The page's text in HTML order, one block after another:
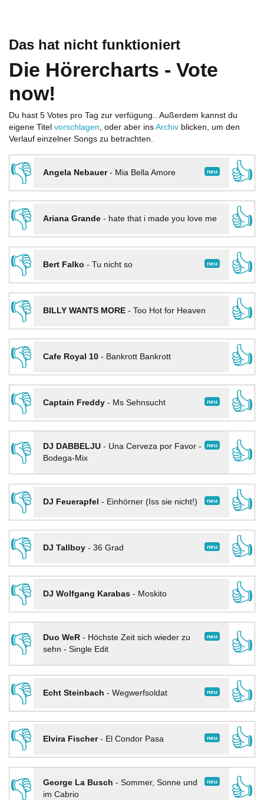
Das hat nicht funktioniert
Die Hörercharts - Vote
now!
Du hast 5 Votes pro Tag zur verfügung.. Außerdem kannst du
eigene Titel vorschlagen, oder aber ins Archiv blicken, um den
Verlauf einzelner Songs zu betrachten.
👎 neu
Angela Nebauer- Mia Bella Amore
👍
👎
Ariana Grande- hate that i made you love me
👍
👎
neu
Bert Falko - Tu nicht so
👍
👎
BILLY WANTS MORE- Too Hot for Heaven
👍
👎
Cafe Royal 10- Bankrott Bankrott
👍
👎
neu
Captain Freddy- Ms Sehnsucht
👍
👎
neu
DJ DABBELJU- Una Cerveza por Favor -
Bodega-Mix
👍
👎
neu
DJ Feuerapfel - Einhörner (Iss sie nicht!)
👍
👎
neu
DJ Tallboy- 36 Grad
👍
👎
DJ Wolfgang Karabas- Moskito
👍
👎
neu
Duo WeR- Höchste Zeit sich wieder zu
sehn - Single Edit
👍
👎
neu
Echt Steinbach - Wegwerfsoldat
👍
👎
neu
Elvira Fischer- El Condor Pasa
👍
👎
neu
George La Busch - Sommer, Sonne und
im Cabrio
👍